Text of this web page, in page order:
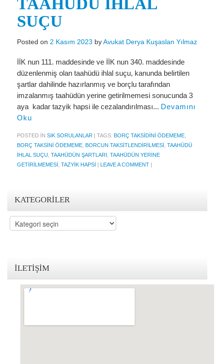
Miras Hukuku
İcra Ve İflas Hukuku
Gayrimenkul hukuku
Ticaret Hukuku
İdare ve Vergi Hukuku
Basında Derya Kuşaslan
HESAPLAMA ARAÇLARI
İhbar Tazminatı Hesaplama
Kıdem Tazminatı Hesaplama
İşsizlik Maaşı Hesaplama
KVKK
Saklama ve İmha Politikası
Aydınlatma Metni
TAAHÜDÜ İHLAL
SUÇU
Posted on 2 Kasım 2023 byAvukat Derya Kuşaslan Yılmaz
İİK nun 111. maddesinde ve İİK nun 340. maddesinde
düzenlenmiş olan taahüdü ihlal suçu, kanunda belirtilen
şartlar dahilinde hazırlanmış ve borçlu tarafından
imzalanmış taahüdün yerine getirilmemesi sonucunda 3
aya kadar tazyik hapsi ile cezalandırılması... Devamını
Oku
POSTED IN SIK SORULANLAR | TAGS: BORÇ TAKSIDINI ÖDEMEME
BORÇ TAKSINI ÖDEMEME BORCUN TAKSITLENDIRILMESI TAAHÜDÜ
IHLAL SUÇU TAAHÜDÜN ŞARTLARI TAAHÜDÜN YERINE
GETIRILMEMESI TAZYIK HAPSI | LEAVE A COMMENT |
KATEGORILER
Kategoriler
İLETIŞIM